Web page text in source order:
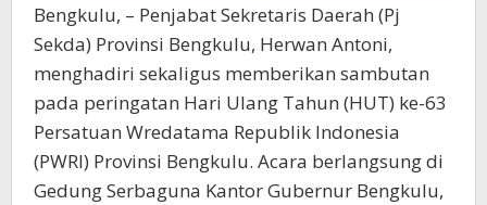
Bengkulu, – Penjabat Sekretaris Daerah (Pj
Sekda) Provinsi Bengkulu, Herwan Antoni,
menghadiri sekaligus memberikan sambutan
pada peringatan Hari Ulang Tahun (HUT) ke-63
Persatuan Wredatama Republik Indonesia
(PWRI) Provinsi Bengkulu. Acara berlangsung di
Gedung Serbaguna Kantor Gubernur Bengkulu,